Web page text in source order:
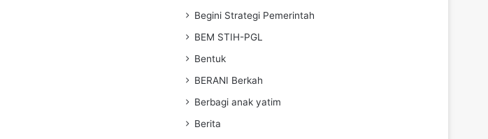
Begini Strategi Pemerintah
BEM STIH-PGL
Bentuk
BERANI Berkah
Berbagi anak yatim
Berita